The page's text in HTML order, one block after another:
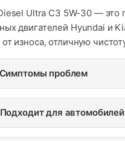
Ultra C3 5W-30 — это
двигателей Hyundai и
износа, отличную
проблем
для автомобилей